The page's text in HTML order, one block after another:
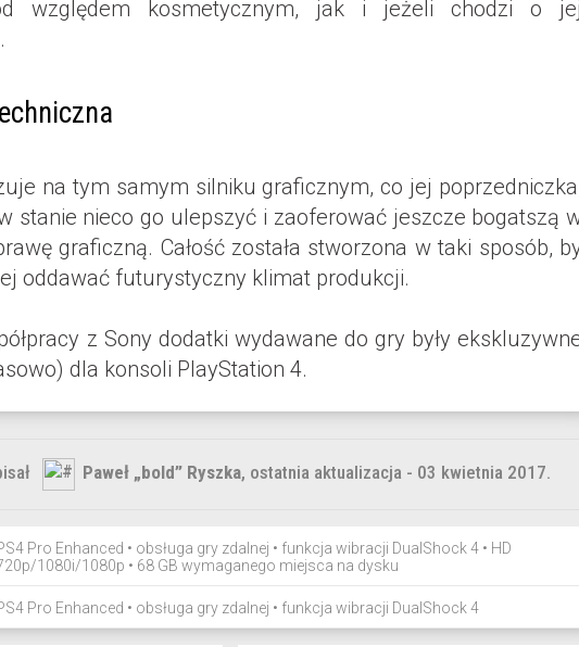
względem kosmetycznym, jak i jeżeli chodzi o jej
na tym samym silniku graficznym, co jej
stanie nieco go ulepszyć i zaoferować jeszcze bogatszą
graficzną. Całość została stworzona w taki sposób,
oddawać futurystyczny klimat produkcji.
z Sony dodatki wydawane do gry były
dla konsoli PlayStation 4.
Paweł „bold” Ryszka, ostatnia aktualizacja - 03 kwietnia 2017.
Pro Enhanced • obsługa gry zdalnej • funkcja wibracji DualShock 4 • HD
1080i/1080p • 68 GB wymaganego miejsca na dysku
Pro Enhanced • obsługa gry zdalnej • funkcja wibracji DualShock 4